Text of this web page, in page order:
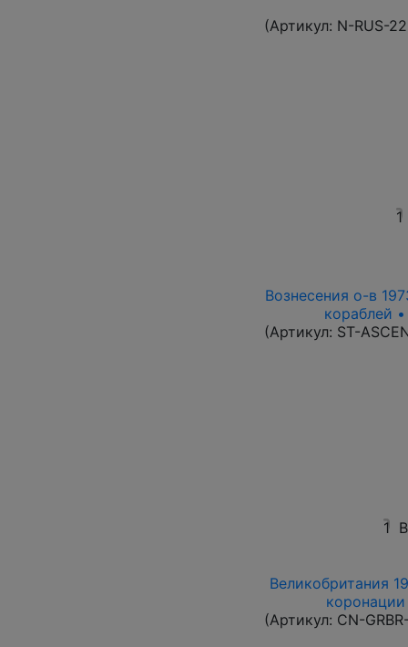
(Артикул: N-RUS-
1
Вознесения о-в
кораблей
(Артикул: ST-
1
Великобритания
(Артикул: CN-